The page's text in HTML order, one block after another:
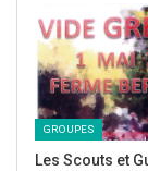
GROUPES
Les Scouts et